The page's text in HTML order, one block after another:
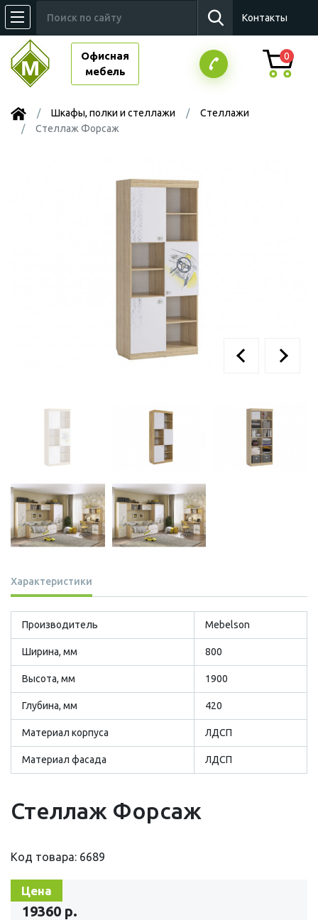
Контакты
Офисная
мебель
0
Шкафы, полки и стеллажи
Стеллажи
Стеллаж Форсаж
Характеристики
Производитель Mebelson
Ширина, мм 800
Высота, мм 1900
Глубина, мм 420
Материал корпуса ЛДСП
Материал фасада ЛДСП
Стеллаж Форсаж
Код товара: 6689
Цена
19360 р.